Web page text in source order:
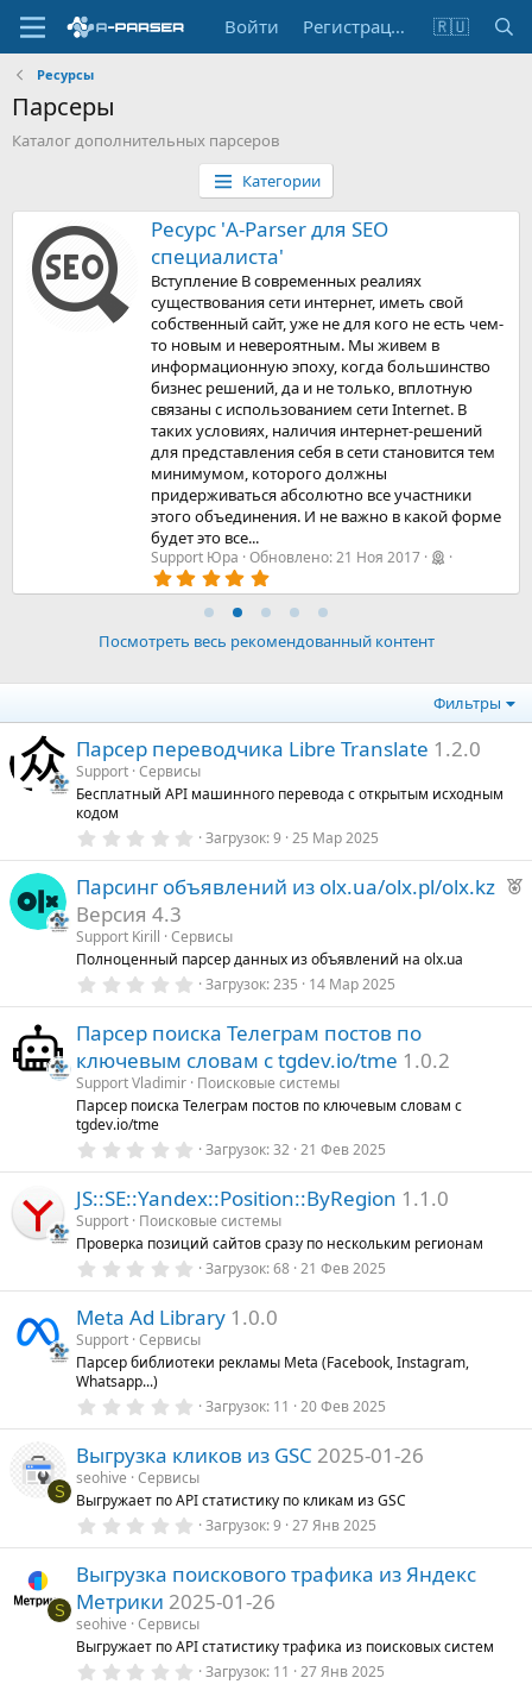
Войти Регистрация 🇷🇺
Ресурсы
Парсеры
Каталог дополнительных парсеров
Категории
Ресурс 'A-Parser для SEO
специалиста'
Вступление В современных реалиях
существования сети интернет, иметь свой
собственный сайт, уже не для кого не есть чем-
то новым и невероятным. Мы живем в
информационную эпоху, когда большинство
бизнес решений, да и не только, вплотную
связаны с использованием сети Internet. В
таких условиях, наличия интернет-решений
для представления себя в сети становится тем
минимумом, которого должны
придерживаться абсолютно все участники
этого объединения. И не важно в какой форме
будет это все...
Support Юра Обновлено:21 Ноя 2017
5
,
0
з
з
Посмотреть весь рекомендованный контент
Фильтры
Парсер переводчика Libre Translate 1.2.0
Support Сервисы
Бесплатный API машинного перевода с открытым исходным
кодом
0
0
ё
з
д
Загрузок 9 25 Мар 2025
Р
е
Парсинг объявлений из olx.ua/olx.pl/olx.kz
Версия 4.3
Support Kirill Сервисы
Полноценный парсер данных из объявлений на olx.ua
0
0
в
ё
з
д
Загрузок 235 14 Мар 2025
Парсер поиска Телеграм постов по
ключевым словам с tgdev.io/tme 1.0.2
Support Vladimir Поисковые системы
Парсер поиска Телеграм постов по ключевым словам с
tgdev.io/tme
0
0
з
в
ё
з
Загрузок 32 21 Фев 2025
JS::SE::Yandex::Position::ByRegion 1.1.0
Support Поисковые системы
Проверка позиций сайтов сразу по нескольким регионам
0
0
з
в
ё
д
Загрузок 68 21 Фев 2025
Meta Ad Library 1.0.0
Support Сервисы
Парсер библиотеки рекламы Meta (Facebook, Instagram,
Whatsapp...)
0
0
з
в
ё
з
Загрузок 11 20 Фев 2025
S
Выгрузка кликов из GSC 2025-01-26
seohive Сервисы
Выгружает по API статистику по кликам из GSC
0
0
з
в
ё
з
д
Загрузок 9 27 Янв 2025
S
Выгрузка поискового трафика из Яндекс
Метрики 2025-01-26
seohive Сервисы
Выгружает по API статистику трафика из поисковых систем
0Загрузок 11 27 Янв 2025